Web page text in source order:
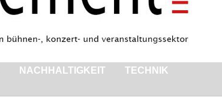
NACHHALTIGKEIT
TECHNIK